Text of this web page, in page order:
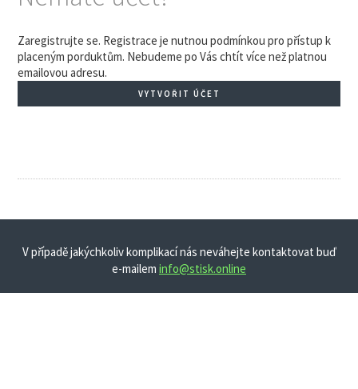
Zaregistrujte se. Registrace je nutnou podmínkou pro přístup k
placeným porduktům. Nebudeme po Vás chtít více než platnou
emailovou adresu.
VYTVOŘIT ÚČET
V případě jakýchkoliv komplikací nás neváhejte kontaktovat buď
e-mailem info@stisk.online